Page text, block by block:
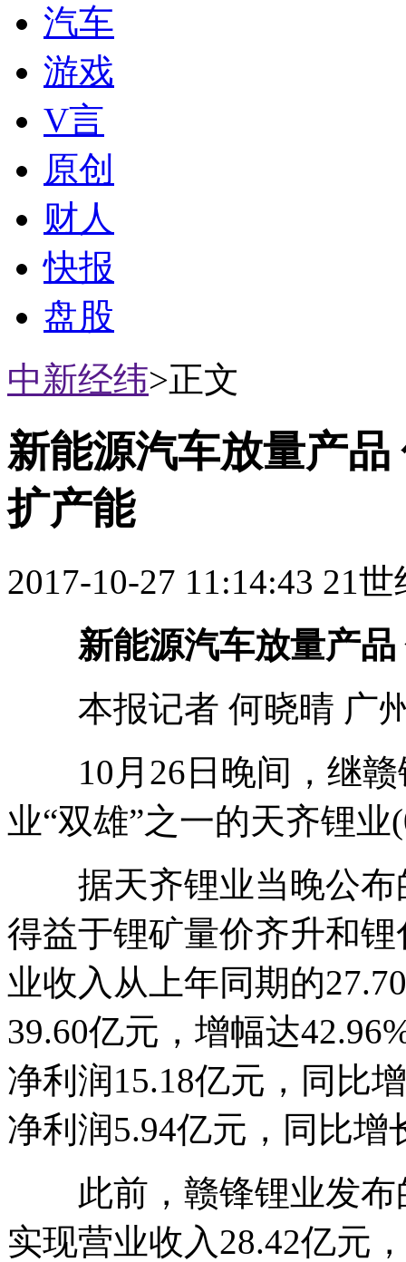
汽车
游戏
V言
原创
财人
快报
盘股
中新经纬>正文
新能源汽车放量产
扩产能
2017-10-27 11:14:43 21
新能源汽车放量产品
本报记者 何晓晴 广
10月26日晚间，继赣
业“双雄”之一的天齐锂
据天齐锂业当晚公布
得益于锂矿量价齐升和
业收入从上年同期的
39.60亿元，增幅达
净利润15.18亿元，同比
净利润5.94亿元，同比增
此前，赣锋锂业发布
实现营业收入28.42亿元